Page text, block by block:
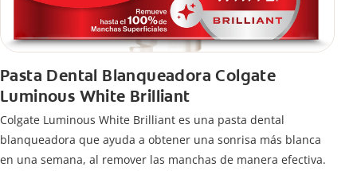
Pasta Dental Blanqueadora Colgate
Luminous White Brilliant
Colgate Luminous White Brilliant es una pasta dental
blanqueadora que ayuda a obtener una sonrisa más blanca
en una semana, al remover las manchas de manera efectiva.